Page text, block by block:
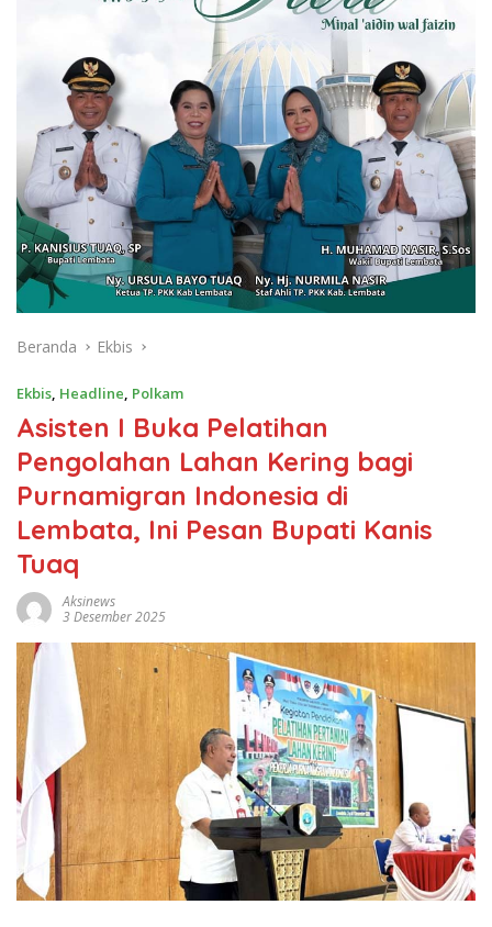
Beranda Ekbis
Ekbis, Headline, Polkam
Asisten I Buka Pelatihan
Pengolahan Lahan Kering bagi
Purnamigran Indonesia di
Lembata, Ini Pesan Bupati Kanis
Tuaq
Aksinews
3 Desember 2025